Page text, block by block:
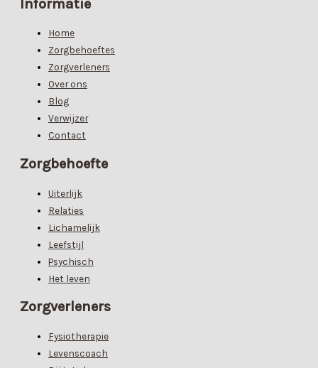
Informatie
Home
Zorgbehoeftes
Zorgverleners
Over ons
Blog
Verwijzer
Contact
Zorgbehoefte
Uiterlijk
Relaties
Lichamelijk
Leefstijl
Psychisch
Het leven
Zorgverleners
Fysiotherapie
Levenscoach